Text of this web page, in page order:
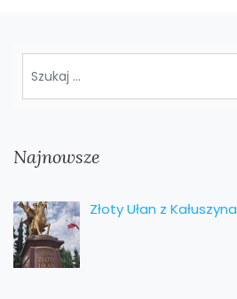
Najnowsze
Złoty Ułan z Kałuszyna